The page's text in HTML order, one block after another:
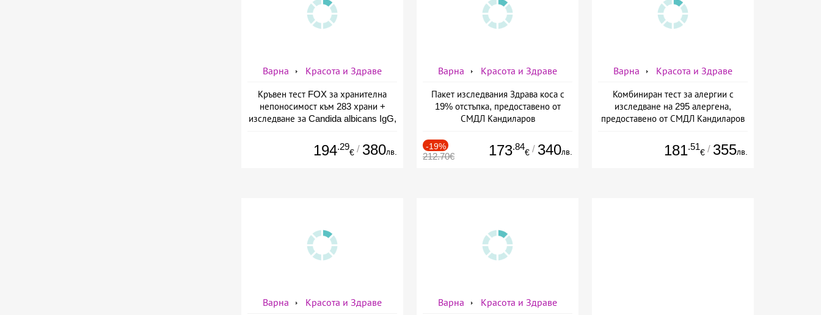
Варна Красота и Здраве
Кръвен тест FOX за хранителна
непоносимост към 283 храни +
изследване за Candida albicans IgG,
194.29
€ / 380лв.
Варна Красота и Здраве
Пакет изследвания Здрава коса с
19% отстъпка, предоставено от
СМДЛ Кандиларов
-19%
212.70€ 173.84
€ / 340лв.
Варна Красота и Здраве
Комбиниран тест за алергии с
изследване на 295 алергена,
предоставено от СМДЛ Кандиларов
181.51
€ / 355лв.
Варна Красота и Здраве Варна Красота и Здраве